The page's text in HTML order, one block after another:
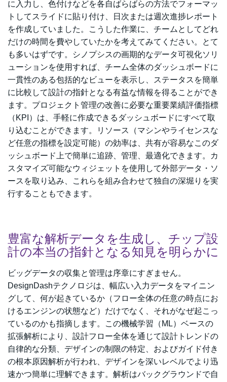
に入力し、色付けなどを各自ばらばらの方法でフォーマッ
トしてスライドに貼り付け、日次または週次進捗レポート
を作成していました。こうした作業に、チームとしてどれ
だけの時間を費やしていたかを考えてみてください。とて
も多いはずです。シノプシスの画期的なデータ可視化ソリ
ューションを使用すれば、チーム全体のダッシュボードに
一貫性のある包括的なビューを表示し、ステータスを簡単
に比較して設計の指針となる有益な情報を得ることができ
ます。プロジェクト管理の改善に必要な重要業績評価指標
（KPI）は、手軽に作成できるダッシュボードにすべて取
り込むことができます。リソース（マシンやライセンスな
ど任意の指標を設定可能）の効率は、共有が容易なこのダ
ッシュボード上で簡単に追跡、管理、最適化できます。カ
スタマイズ可能なウィジェットを使用して外部データ・ソ
ースを取り込み、これらを組み合わせて独自の深堀りを実
行することもできます。
豊富な解析データを生成し、チップ設
計の本当の指針となる知見を明らかに
ビッグデータの収集と管理は序章にすぎません。
DesignDashテクノロジは、幅広い入力データをマイニン
グして、何が起きているか（フロー全体の任意の時点にお
けるエンジンの状態など）だけでなく、それがなぜ起こっ
ているのかも指摘します。この機械学習（ML）ベースの
拡張解析により、設計フロー全体を通じて設計トレンドの
自律的な分類、デザインの制限の特定、およびガイド付き
の根本原因解析が行われ、デザインを深いレベルでより迅
速かつ簡単に理解できます。解析はバックグラウンドで自